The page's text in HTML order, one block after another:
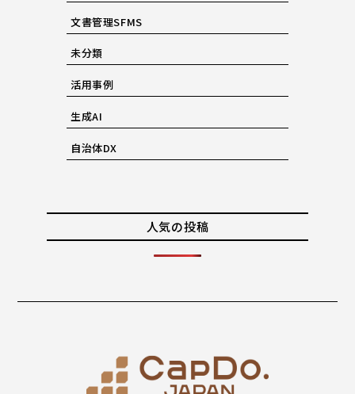
文書管理SFMS
未分類
活用事例
生成AI
自治体DX
人気の投稿